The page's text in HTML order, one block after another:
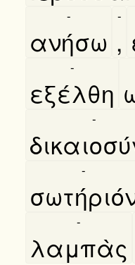
ανήσω
-
,
-
εξέλθη
-
-
-
λαμπὰς
-